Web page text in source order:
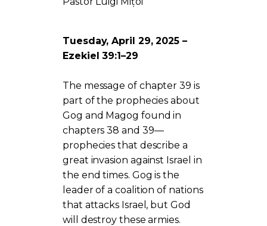
Tuesday, April 29, 2025 –
Ezekiel 39:1–29
The message of chapter 39 is
part of the prophecies about
Gog and Magog found in
chapters 38 and 39—
prophecies that describe a
great invasion against Israel in
the end times. Gog is the
leader of a coalition of nations
that attacks Israel, but God
will destroy these armies.